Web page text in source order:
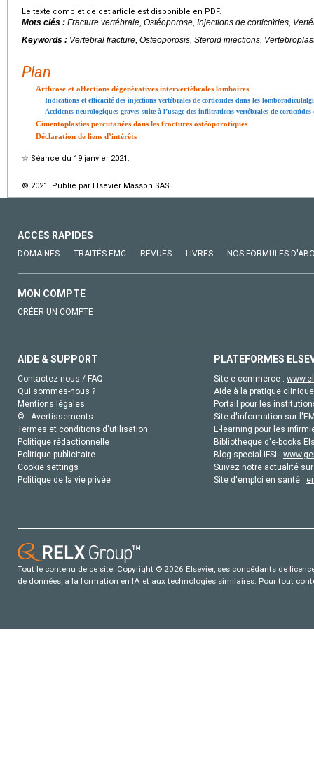
Le texte complet de cet article est disponible en PDF.
Mots clés : Fracture vertébrale, Ostéoporose, Injections de corticoïdes,
Keywords : Vertebral fracture, Osteoporosis, Steroid injections,
Plan
Arthrose et affections dégénératives intervertébrales lombaires
Indications et efficacité des injections vertébrales de corticoïdes dans les
Accidents neurologiques graves suite à l’usage des infiltrations vertébrales de corticoïdes
Cimentoplasties percutanées dans les fractures ostéoporotiques
Déclaration de liens d’intérêts
☆ Séance du 19 janvier 2021.
© 2021 Publié par Elsevier Masson SAS.
ACCÈS RAPIDES
DOMAINES TRAITÉS EMC REVUES LIVRES NOS FORMULES
MON COMPTE
CRÉER UN COMPTE
AIDE & SUPPORT
Contactez-nous / FAQ
Qui sommes-nous ?
Mentions légales
© - Avertissements
Termes et conditions d'utilisation
Politique rédactionnelle
Politique publicitaire
Cookie settings
Politique de la vie privée
PLATEFORMES
Site e-commerce :
Aide à la pratique
Portail pour les
Site d'information sur
E-learning pour les
Bibliothèque d'e-books
Blog special IFSI :
Suivez notre actualité
Site d'emploi en santé :
Tout le contenu de ce site: Copyright © 2026 Elsevier, ses concédants de
de données, a la formation en IA et aux technologies similaires. Pour tout